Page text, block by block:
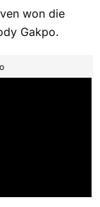
won die
Gakpo.